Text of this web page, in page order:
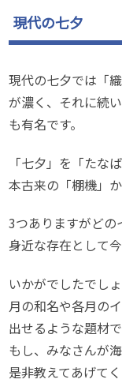
現代の七夕
現代の七夕では「
が濃く、それに続
も有名です。
「七夕」を「たな
本古来の「棚機」
3つありますがどの
身近な存在として
いかがでしたでしょ
月の和名や各月の
出せるような題材で
もし、みなさんが
是非教えてあげてく